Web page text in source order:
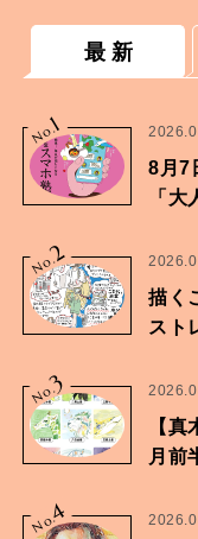
最 新
No.
1
8月7
「
No.2
描く
スト
No.
3
【
月前
No.
4